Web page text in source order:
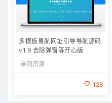
多模板易航网址引导导航源码
v1.9 去除弹窗等开心版
亲测资源
128